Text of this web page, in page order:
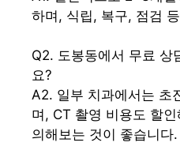
하며, 식립, 복구, 점검
Q2. 도봉동에서 무료 상
요?
A2. 일부 치과에서는 초
며, CT 촬영 비용도 할
의해보는 것이 좋습니다.